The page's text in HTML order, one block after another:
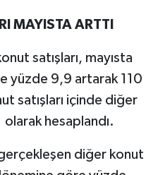
MAYISTA ARTTI
satışları, mayısta
yüzde 9,9 artarak 110
satışları içinde diğer
olarak hesaplandı.
diğer konut